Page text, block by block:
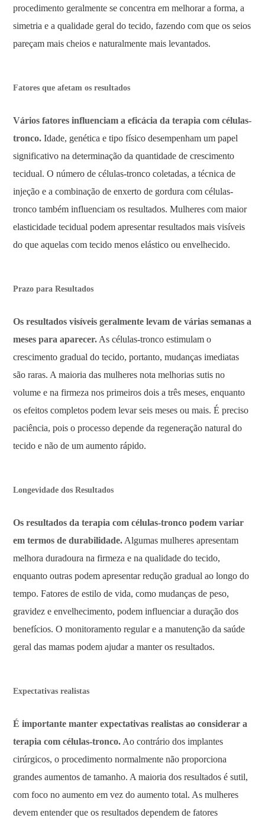
procedimento geralmente se concentra em melhorar a forma, a
simetria e a qualidade geral do tecido, fazendo com que os seios
pareçam mais cheios e naturalmente mais levantados.
Fatores que afetam os resultados
Vários fatores influenciam a eficácia da terapia com células-
tronco. Idade, genética e tipo físico desempenham um papel
significativo na determinação da quantidade de crescimento
tecidual. O número de células-tronco coletadas, a técnica de
injeção e a combinação de enxerto de gordura com células-
tronco também influenciam os resultados. Mulheres com maior
elasticidade tecidual podem apresentar resultados mais visíveis
do que aquelas com tecido menos elástico ou envelhecido.
Prazo para Resultados
Os resultados visíveis geralmente levam de várias semanas a
meses para aparecer. As células-tronco estimulam o
crescimento gradual do tecido, portanto, mudanças imediatas
são raras. A maioria das mulheres nota melhorias sutis no
volume e na firmeza nos primeiros dois a três meses, enquanto
os efeitos completos podem levar seis meses ou mais. É preciso
paciência, pois o processo depende da regeneração natural do
tecido e não de um aumento rápido.
Longevidade dos Resultados
Os resultados da terapia com células-tronco podem variar
em termos de durabilidade. Algumas mulheres apresentam
melhora duradoura na firmeza e na qualidade do tecido,
enquanto outras podem apresentar redução gradual ao longo do
tempo. Fatores de estilo de vida, como mudanças de peso,
gravidez e envelhecimento, podem influenciar a duração dos
benefícios. O monitoramento regular e a manutenção da saúde
geral das mamas podem ajudar a manter os resultados.
Expectativas realistas
É importante manter expectativas realistas ao considerar a
terapia com células-tronco. Ao contrário dos implantes
cirúrgicos, o procedimento normalmente não proporciona
grandes aumentos de tamanho. A maioria dos resultados é sutil,
com foco no aumento em vez do aumento total. As mulheres
devem entender que os resultados dependem de fatores